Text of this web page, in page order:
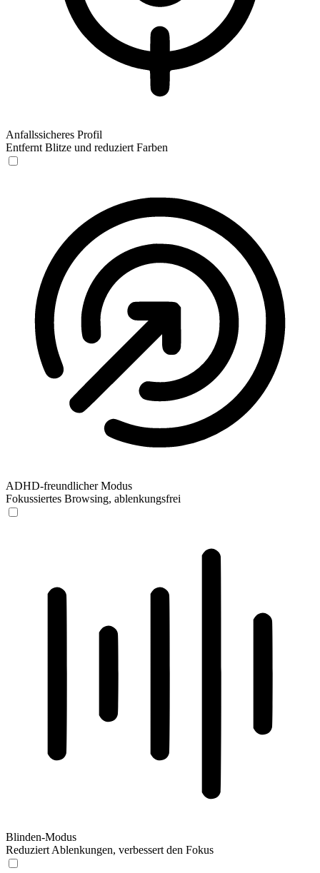
Anfallssicheres Profil
Entfernt Blitze und reduziert Farben
ADHD-freundlicher Modus
Fokussiertes Browsing, ablenkungsfrei
Blinden-Modus
Reduziert Ablenkungen, verbessert den Fokus